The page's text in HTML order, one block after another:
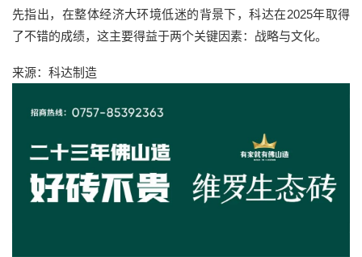
先指出，在整体经济大环境低迷的背景下，科达在2025年取得
了不错的成绩，这主要得益于两个关键因素：战略与文化。
来源：科达制造